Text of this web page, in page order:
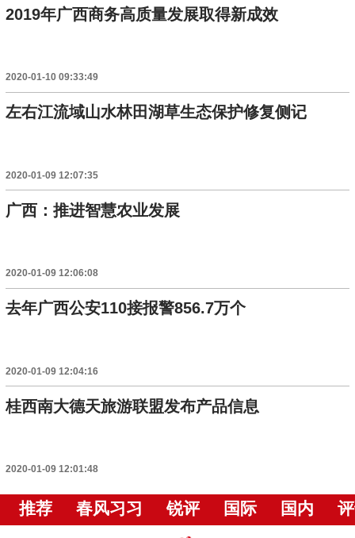
2019年广西商务高质量发展取得新成效
2020-01-10 09:33:49
左右江流域山水林田湖草生态保护修复侧记
2020-01-09 12:07:35
广西：推进智慧农业发展
2020-01-09 12:06:08
去年广西公安110接报警856.7万个
2020-01-09 12:04:16
桂西南大德天旅游联盟发布产品信息
2020-01-09 12:01:48
推荐 春风习习 锐评 国际 国内